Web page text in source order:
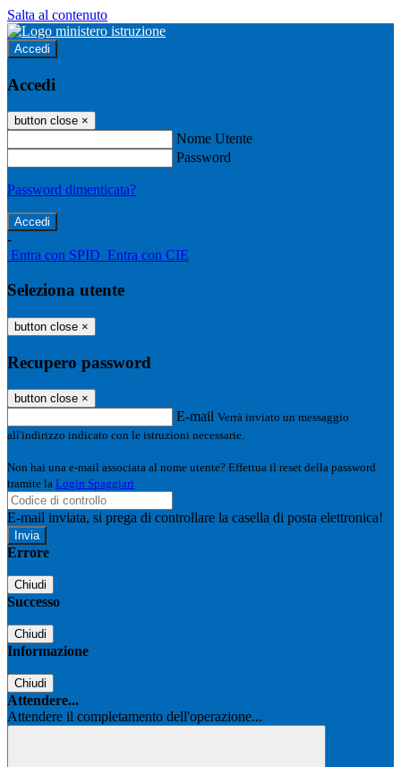
Salta al contenuto
Accedi
Accedi
button close ×
Nome Utente
Password
Password dimenticata?
-
Entra con SPID Entra con CIE
Seleziona utente
button close ×
Recupero password
button close ×
E-mail Verrà inviato un messaggio
all'indirizzo indicato con le istruzioni necessarie.
Non hai una e-mail associata al nome utente? Effettua il reset della password
tramite la Login Spaggiari
E-mail inviata, si prega di controllare la casella di posta elettronica!
Errore
Chiudi
Successo
Chiudi
Informazione
Chiudi
Attendere...
Attendere il completamento dell'operazione...